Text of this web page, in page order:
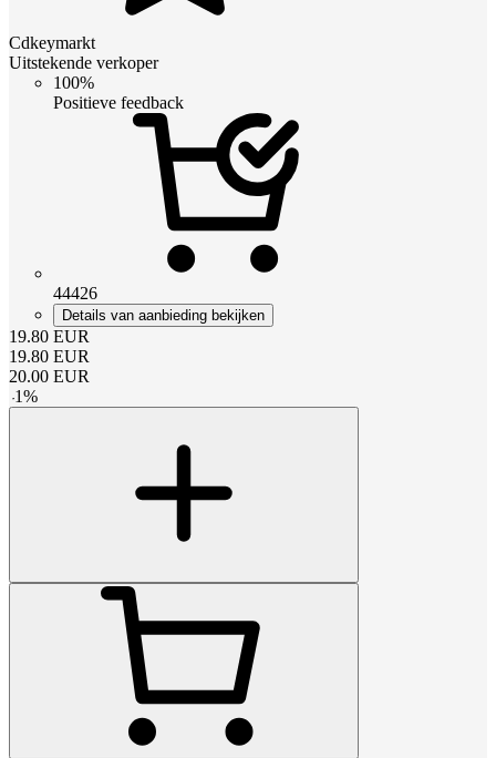
Cdkeymarkt
Uitstekende verkoper
100%
Positieve feedback
44426
Details van aanbieding bekijken
19.80 EUR
19.80 EUR
20.00 EUR
-1%